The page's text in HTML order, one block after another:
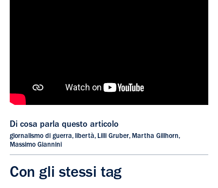
Di cosa parla questo articolo
giornalismo di guerra, libertà, Lilli Gruber, Martha Gillhorn,
Massimo Giannini
Con gli stessi tag